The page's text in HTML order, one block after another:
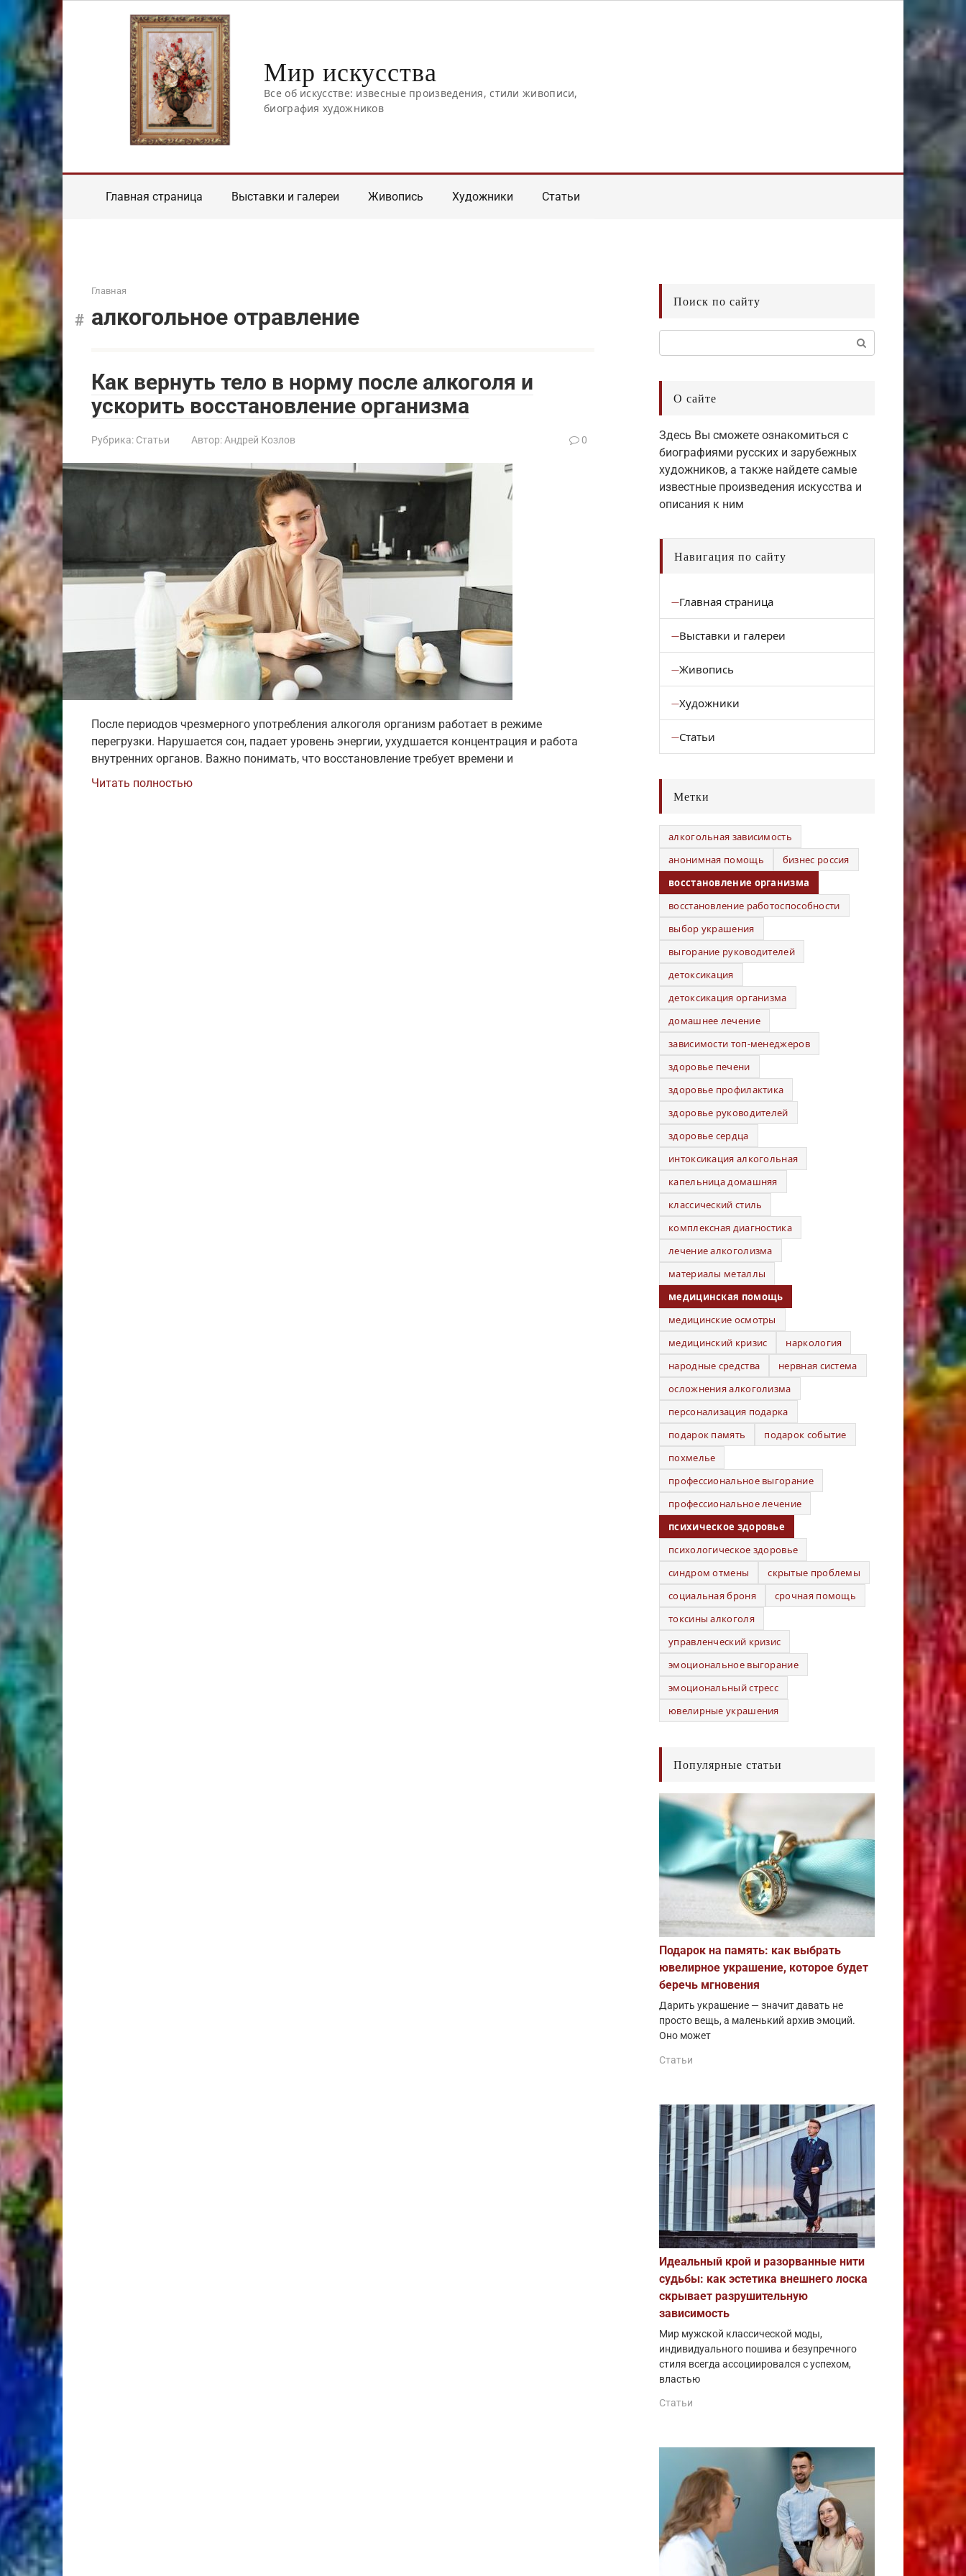
Перейти
контенту
Мир искусства
Все об искусстве: извесные произведения, стили живописи,
биография художников
Главная страница Выставки и галереи Живопись Художники Статьи
Главная
алкогольное отравление
Как вернуть тело в норму после алкоголя и
ускорить восстановление организма
Рубрика: Статьи Автор: Андрей Козлов 0
После периодов чрезмерного употребления алкоголя организм работает в режиме
перегрузки. Нарушается сон, падает уровень энергии, ухудшается концентрация и работа
внутренних органов. Важно понимать, что восстановление требует времени и
Читать полностью
Поиск по сайту
О сайте
Здесь Вы сможете ознакомиться с
биографиями русских и зарубежных
художников, а также найдете самые
известные произведения искусства и
описания к ним
Навигация по сайту
Главная страница
Выставки и галереи
Живопись
Художники
Статьи
Метки
алкогольная зависимость
анонимная помощь
бизнес россия
восстановление организма
восстановление работоспособности
выбор украшения
выгорание руководителей
детоксикация
детоксикация организма
домашнее лечение
зависимости топ-менеджеров
здоровье печени
здоровье профилактика
здоровье руководителей
здоровье сердца
интоксикация алкогольная
капельница домашняя
классический стиль
комплексная диагностика
лечение алкоголизма
материалы металлы
медицинская помощь
медицинские осмотры
медицинский кризис
наркология
народные средства
нервная система
осложнения алкоголизма
персонализация подарка
подарок память
подарок событие
похмелье
профессиональное выгорание
профессиональное лечение
психическое здоровье
психологическое здоровье
синдром отмены
скрытые проблемы
социальная броня
срочная помощь
токсины алкоголя
управленческий кризис
эмоциональное выгорание
эмоциональный стресс
ювелирные украшения
Популярные статьи
Подарок на память: как выбрать
ювелирное украшение, которое будет
беречь мгновения
Дарить украшение — значит давать не
просто вещь, а маленький архив эмоций.
Оно может
Статьи
Идеальный крой и разорванные нити
судьбы: как эстетика внешнего лоска
скрывает разрушительную
зависимость
Мир мужской классической моды,
индивидуального пошива и безупречного
стиля всегда ассоциировался с успехом,
властью
Статьи